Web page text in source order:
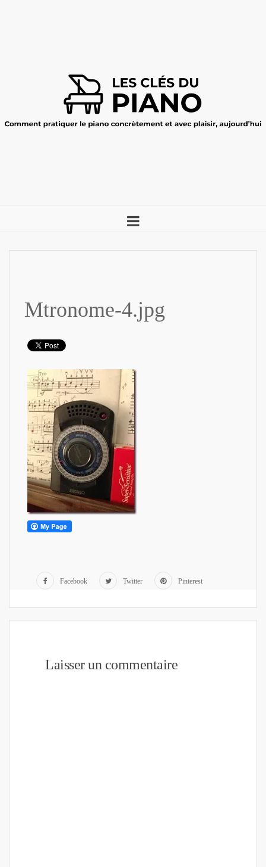
Mtronome-4.jpg
Facebook Twitter Pinterest
Laisser un commentaire